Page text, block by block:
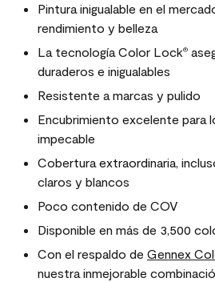
Pintura inigualable en el
rendimiento y belleza
La tecnología Color Lock®
duraderos e inigualables
Resistente a marcas y pulido
Encubrimiento excelente para
impecable
Cobertura extraordinaria,
claros y blancos
Poco contenido de COV
Disponible en más de 3,500
Con el respaldo de Gennex
nuestra inmejorable